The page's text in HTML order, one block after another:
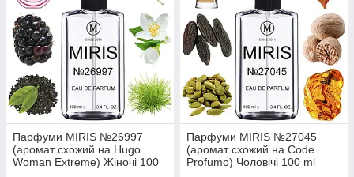
Парфуми MIRIS №26997
(аромат схожий на Hugo
Woman Extreme) Жіночі 100
Парфуми MIRIS №27045
(аромат схожий на Code
Profumo) Чоловічі 100 ml